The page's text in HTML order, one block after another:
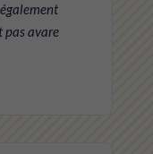
pas avare